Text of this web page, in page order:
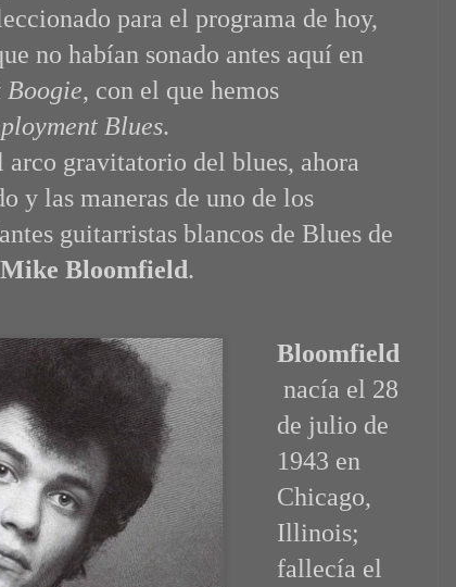
para el programa de hoy,
no habían sonado antes aquí en
Boogie, con el que hemos
Blues.
arco gravitatorio del blues, ahora
y las maneras de uno de los
guitarristas blancos de Blues de
Mike Bloomfield.
Bloomfield
nacía el 28
de julio de
1943 en
Chicago,
Illinois;
fallecía el